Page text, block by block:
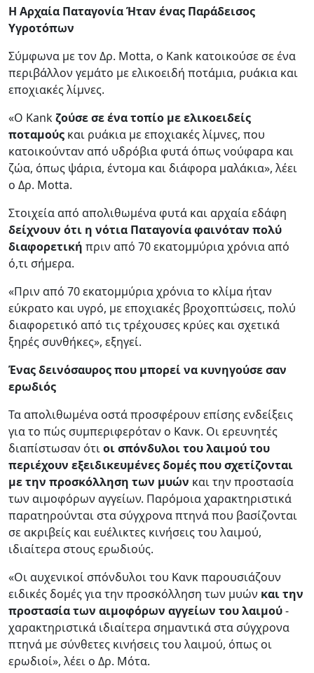
Η Αρχαία Παταγονία Ήταν ένας Παράδεισος
Υγροτόπων
Σύμφωνα με τον Δρ. Motta, ο Kank κατοικούσε σε ένα
περιβάλλον γεμάτο με ελικοειδή ποτάμια, ρυάκια και
εποχιακές λίμνες.
«Ο Kankζούσε σε ένα τοπίο με ελικοειδείς
ποταμούς και ρυάκια με εποχιακές λίμνες, που
κατοικούνταν από υδρόβια φυτά όπως νούφαρα και
ζώα, όπως ψάρια, έντομα και διάφορα μαλάκια», λέει
ο Δρ. Motta.
Στοιχεία από απολιθωμένα φυτά και αρχαία εδάφη
δείχνουν ότι η νότια Παταγονία φαινόταν πολύ
διαφορετική πριν από 70 εκατομμύρια χρόνια από
ό,τι σήμερα.
«Πριν από 70 εκατομμύρια χρόνια το κλίμα ήταν
εύκρατο και υγρό, με εποχιακές βροχοπτώσεις, πολύ
διαφορετικό από τις τρέχουσες κρύες και σχετικά
ξηρές συνθήκες», εξηγεί.
Ένας δεινόσαυρος που μπορεί να κυνηγούσε σαν
ερωδιός
Τα απολιθωμένα οστά προσφέρουν επίσης ενδείξεις
για το πώς συμπεριφερόταν ο Κανκ. Οι ερευνητές
διαπίστωσαν ότιοι σπόνδυλοι του λαιμού του
περιέχουν εξειδικευμένες δομές που σχετίζονται
με την προσκόλληση των μυών και την προστασία
των αιμοφόρων αγγείων. Παρόμοια χαρακτηριστικά
παρατηρούνται στα σύγχρονα πτηνά που βασίζονται
σε ακριβείς και ευέλικτες κινήσεις του λαιμού,
ιδιαίτερα στους ερωδιούς.
«Οι αυχενικοί σπόνδυλοι του Κανκ παρουσιάζουν
ειδικές δομές για την προσκόλληση των μυών και την
προστασία των αιμοφόρων αγγείων του λαιμού-
χαρακτηριστικά ιδιαίτερα σημαντικά στα σύγχρονα
πτηνά με σύνθετες κινήσεις του λαιμού, όπως οι
ερωδιοί», λέει ο Δρ. Μότα.